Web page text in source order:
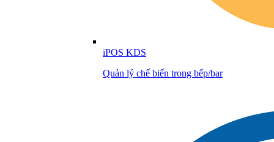
iPOS KDS
Quản lý chế biến trong bếp/bar